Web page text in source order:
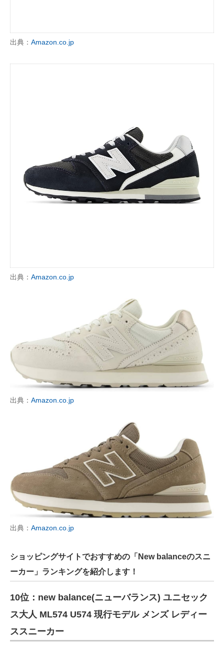
出典： Amazon.co.jp
出典： Amazon.co.jp
出典： Amazon.co.jp
出典： Amazon.co.jp
ショッピングサイトでおすすめの「New balanceのスニ
ーカー」ランキングを紹介します！
10位：new balance(ニューバランス) ユニセック
ス大人 ML574 U574 現行モデル メンズ レディー
ススニーカー